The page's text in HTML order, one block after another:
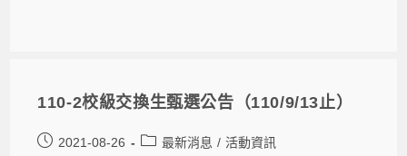
110-2校級交換生甄選公告（110/9/13止）
2021-08-26 最新消息 / 活動資訊